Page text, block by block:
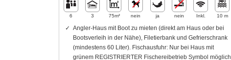
6 3 75m² nein ja nein Inkl. 10 m
Angler-Haus mit Boot zu mieten (direkt am Haus oder bei
Bootsverleih in der Nähe), Filetierbank und Gefrierschrank
(mindestens 60 Liter). Fischausfuhr: Nur bei Haus mit
grünem REGISTRIERTER Fischereibetrieb Symbol möglich.